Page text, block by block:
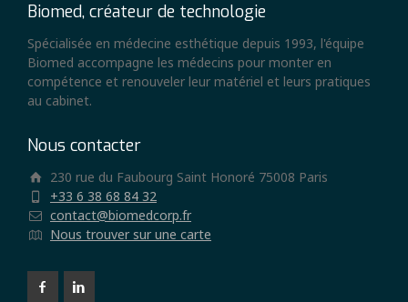
Biomed, créateur de technologie
Spécialisée en médecine esthétique depuis 1993, l'équipe
Biomed accompagne les médecins pour monter en
compétence et renouveler leur matériel et leurs pratiques
au cabinet.
Nous contacter
230 rue du Faubourg Saint Honoré 75008 Paris
+33 6 38 68 84 32
contact@biomedcorp.fr
Nous trouver sur une carte